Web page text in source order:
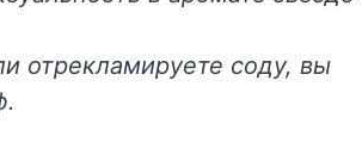
отрекламируете соду, вы